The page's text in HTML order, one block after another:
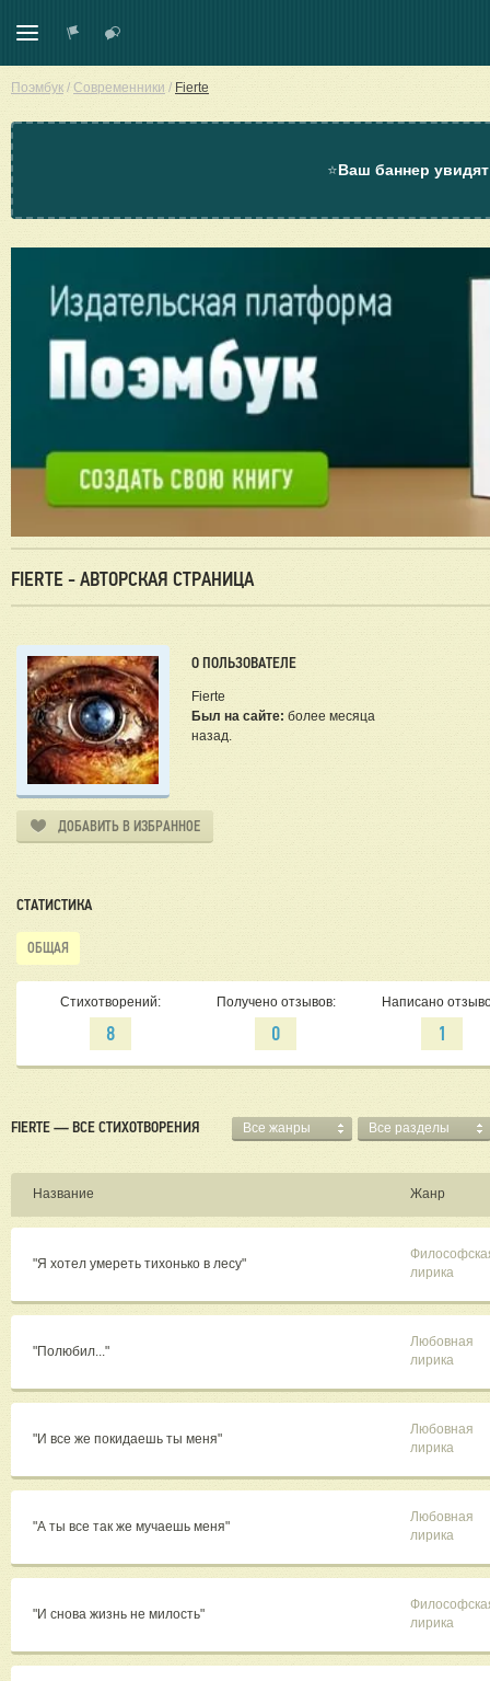
Поэмбук / Современники / Fierte
⭐Ваш баннер
FIERTE - АВТОРСКАЯ СТРАНИЦА
О ПОЛЬЗОВАТЕЛЕ
Fierte
Был на сайте: более месяца
назад.
ДОБАВИТЬ В ИЗБРАННОЕ
СТАТИСТИКА
ОБЩАЯ
Стихотворений:
8
Получено отзывов:
0
Написано
1
FIERTE — ВСЕ СТИХОТВОРЕНИЯ Все жанры Все разделы
Название Жанр
"​Я хотел умереть тихонько в лесу"
лирика
"Полюбил..."
Любовная
лирика
"​И все же покидаешь ты меня"
Любовная
лирика
"А ты все так же мучаешь меня"
Любовная
лирика
"И снова жизнь не милость"
лирика